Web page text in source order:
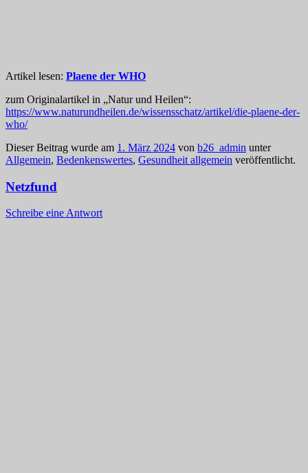
Artikel lesen: Plaene der WHO
zum Originalartikel in „Natur und Heilen“:
https://www.naturundheilen.de/wissensschatz/artikel/die-plaene-der-
who/
Dieser Beitrag wurde am 1. März 2024 von b26_admin unter
Allgemein, Bedenkenswertes, Gesundheit allgemein veröffentlicht.
Netzfund
Schreibe eine Antwort